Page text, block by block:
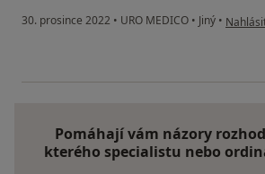
30. prosince 2022 • URO MEDICO • Jiný • podle
Pomáhají vám názory
kterého specialistu nebo